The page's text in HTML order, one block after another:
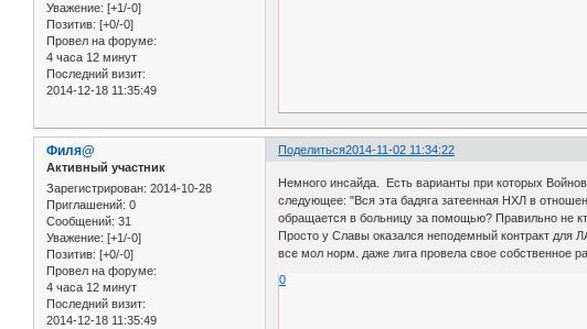
Уважение: [+1/-0]
Позитив: [+0/-0]
Провел на форуме:
4 часа 12 минут
Последний визит:
2014-12-18 11:35:49
Поделиться2014-11-02 11:34:22
Филя@
Активный участник
Зарегистрирован: 2014-10-28
Приглашений: 0
Сообщений: 31
Уважение: [+1/-0]
Позитив: [+0/-0]
Провел на форуме:
4 часа 12 минут
Последний визит:
2014-12-18 11:35:49
Немного инсайда. Есть варианты при
следующее: "Вся эта бадяга затеенная НХЛ в
обращается в больницу за помощью? Правильно не
Просто у Славы оказался неподемный контракт для
все мол норм. даже лига провела свое собственное
0